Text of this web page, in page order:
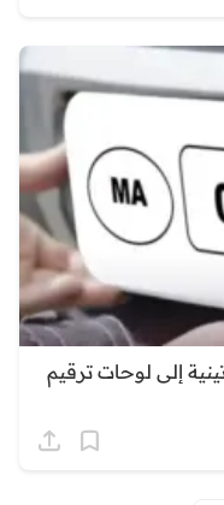
إلى لوحات ترقيم